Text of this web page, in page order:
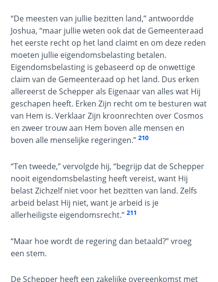
of the
Two
Gulf
Wars
Light
From
the
Crack
The
Prophetic
Modern
Abortion
Through
Timeless
Mountains
Biblical
Money:
Silver-
“De meesten van jullie bezitten land,” antwoordde
Joshua, “maar jullie weten ook dat de Gemeenteraad
het eerste recht op het land claimt en om deze reden
moeten jullie eigendomsbelasting betalen.
Eigendomsbelasting is gebaseerd op de onwettige
claim van de Gemeenteraad op het land. Dus erken
allereerst de Schepper als Eigenaar van alles wat Hij
geschapen heeft. Erken Zijn recht om te besturen wat
van Hem is. Verklaar Zijn kroonrechten over Cosmos
en zweer trouw aan Hem boven alle mensen en
boven alle menselijke regeringen.”210
“Ten tweede,” vervolgde hij, “begrijp dat de Schepper
nooit eigendomsbelasting heeft vereist, want Hij
belast Zichzelf niet voor het bezitten van land. Zelfs
arbeid belast Hij niet, want je arbeid is je
allerheiligste eigendomsrecht.”211
“Maar hoe wordt de regering dan betaald?” vroeg
een stem.
De Schepper heeft een zakelijke overeenkomst met